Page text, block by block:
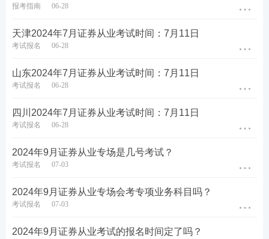
第三步：阅读承诺书，勾选“我已阅读并承诺”，进行
报考指南 06-28
天津2024年7月证券从业考试时间：7月11日
考试报名 06-28
山东2024年7月证券从业考试时间：7月11日
考试报名 06-28
四川2024年7月证券从业考试时间：7月11日
考试报名 06-28
2024年9月证券从业专场是几号考试？
考试报名 07-03
2024年9月证券从业专场会考专项业务科目吗？
考试报名 07-03
2024年9月证券从业考试的报名时间定了吗？